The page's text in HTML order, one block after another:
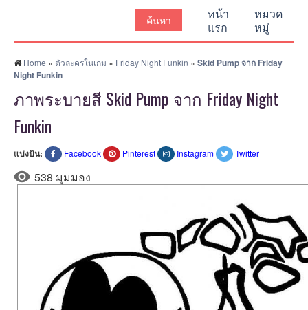
หน้า
แรก
หมวด
หมู่
Home » ตัวละครในเกม » Friday Night Funkin » Skid Pump จาก Friday
Night Funkin
ภาพระบายสี Skid Pump จาก Friday Night
Funkin
แบ่งปัน: Facebook Pinterest Instagram Twitter
538 มุมมอง